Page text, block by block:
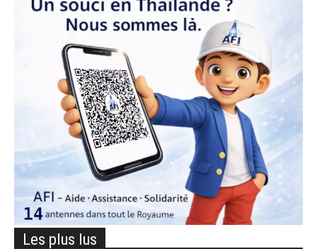
Les plus lus